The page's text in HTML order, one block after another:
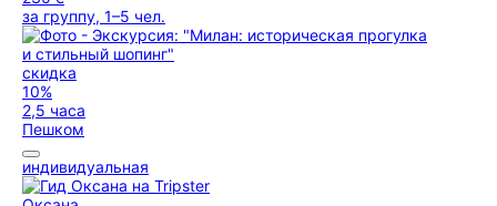
за группу, 1–5 чел.
скидка
10%
2,5 часа
Пешком
индивидуальная